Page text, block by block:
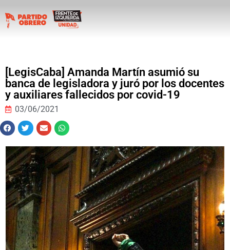
[LegisCaba] Amanda Martín asumió su
banca de legisladora y juró por los docentes
y auxiliares fallecidos por covid-19
03/06/2021